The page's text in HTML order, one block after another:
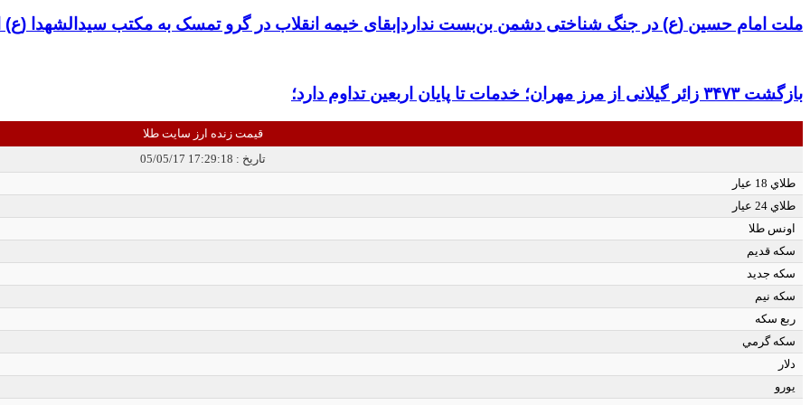
ملت امام حسین (ع) در جنگ شناختی دشمن بن‌بست ندارد|بقای خیمه انقلاب در گرو تمسک به مکتب سیدالشهدا
بازگشت ۳۴۷۳ زائر گیلانی از مرز مهران؛ خدمات تا پایان اربعین تداوم دارد؛